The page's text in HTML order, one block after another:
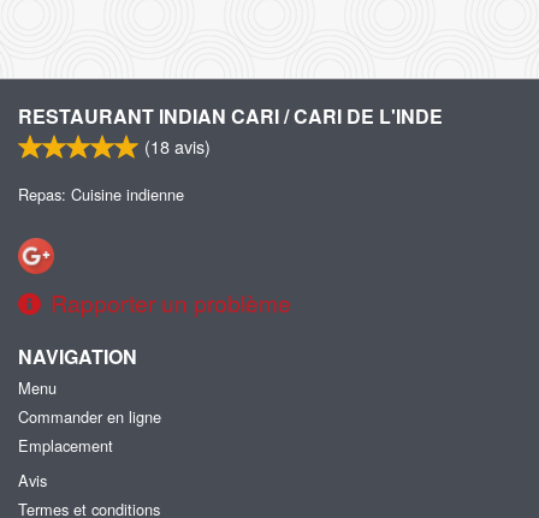
RESTAURANT INDIAN CARI / CARI DE L'INDE
(18avis)
Repas: Cuisine indienne
Rapporter un problème
NAVIGATION
Menu
Commander en ligne
Emplacement
Avis
Termes et conditions